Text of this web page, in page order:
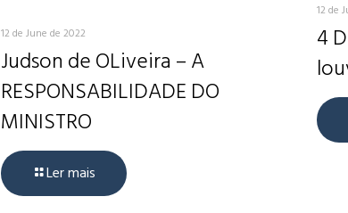
12 de June de 2022
Judson de OLiveira – A
RESPONSABILIDADE DO
MINISTRO
Ler mais
12 de
4